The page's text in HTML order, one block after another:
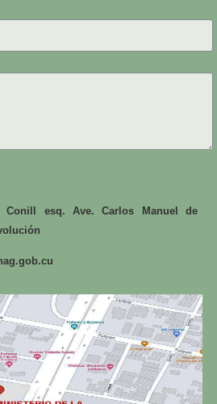
Conill esq. Ave. Carlos Manuel de